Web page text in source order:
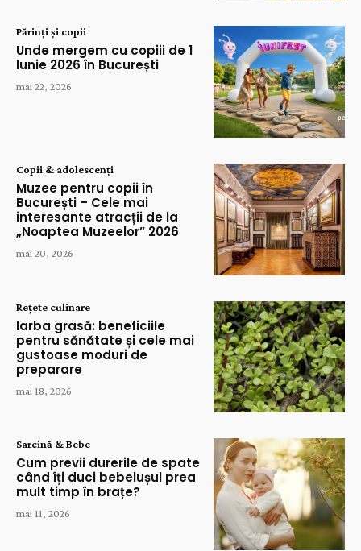
Părinți și copii
Unde mergem cu copiii de 1
Iunie 2026 în București
mai 22, 2026
Copii & adolescenți
Muzee pentru copii în
București – Cele mai
interesante atracții de la
„Noaptea Muzeelor” 2026
mai 20, 2026
Rețete culinare
Iarba grasă: beneficiile
pentru sănătate și cele mai
gustoase moduri de
preparare
mai 18, 2026
Sarcină & Bebe
Cum previi durerile de spate
când îți duci bebelușul prea
mult timp în brațe?
mai 11, 2026